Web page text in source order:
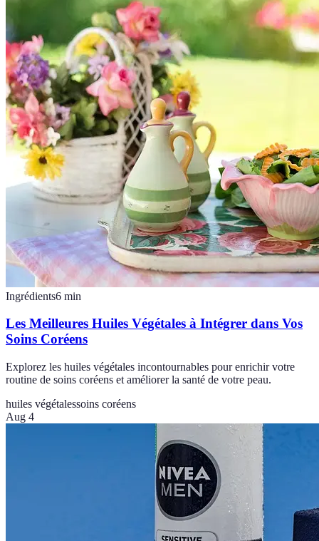
Ingrédients6 min
Les Meilleures Huiles Végétales à Intégrer dans Vos
Soins Coréens
Explorez les huiles végétales incontournables pour enrichir votre
routine de soins coréens et améliorer la santé de votre peau.
huiles végétalessoins coréens
Aug 4